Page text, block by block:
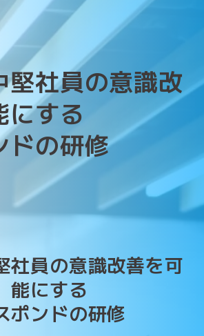
堅社員の意識改
にする
ドの研修
社員の意識改善を可
能にする
ポンドの研修